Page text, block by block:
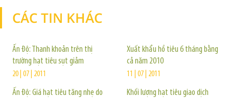
CÁC TIN KHÁC
Ấn Độ: Thanh khoản trên thị
trường hạt tiêu sụt giảm
20 | 07 | 2011
Ấn Độ: Giá hạt tiêu tăng nhẹ do
Xuất khẩu hồ tiêu 6 tháng bằng
cả năm 2010
11 | 07 | 2011
Khối lượng hạt tiêu giao dịch